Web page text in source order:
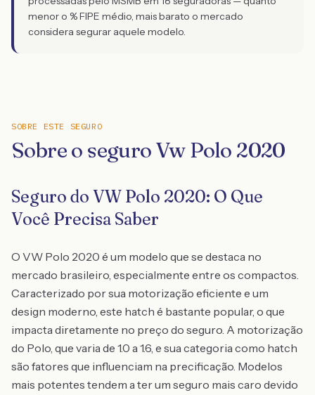
menor o % FIPE médio, mais barato o mercado
considera segurar aquele modelo.
SOBRE ESTE SEGURO
Sobre o seguro Vw Polo 2020
Seguro do VW Polo 2020: O Que
Você Precisa Saber
O VW Polo 2020 é um modelo que se destaca no
mercado brasileiro, especialmente entre os compactos.
Caracterizado por sua motorização eficiente e um
design moderno, este hatch é bastante popular, o que
impacta diretamente no preço do seguro. A motorização
do Polo, que varia de 1.0 a 1.6, e sua categoria como hatch
são fatores que influenciam na precificação. Modelos
mais potentes tendem a ter um seguro mais caro devido